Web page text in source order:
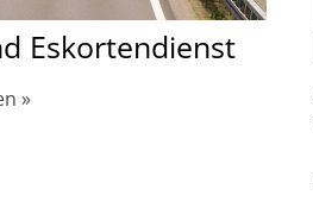
Eskortendienst